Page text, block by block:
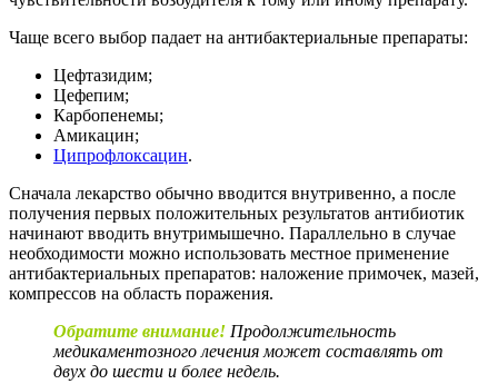
Чаще всего выбор падает на антибактериальные препараты:
Цефтазидим;
Цефепим;
Карбопенемы;
Амикацин;
Ципрофлоксацин.
Сначала лекарство обычно вводится внутривенно, а после
получения первых положительных результатов антибиотик
начинают вводить внутримышечно. Параллельно в случае
необходимости можно использовать местное применение
антибактериальных препаратов: наложение примочек, мазей,
компрессов на область поражения.
Обратите внимание! Продолжительность
медикаментозного лечения может составлять от
двух до шести и более недель.